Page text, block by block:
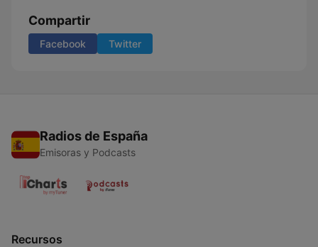
Compartir
Facebook Twitter
Radios de España
Emisoras y Podcasts
Recursos